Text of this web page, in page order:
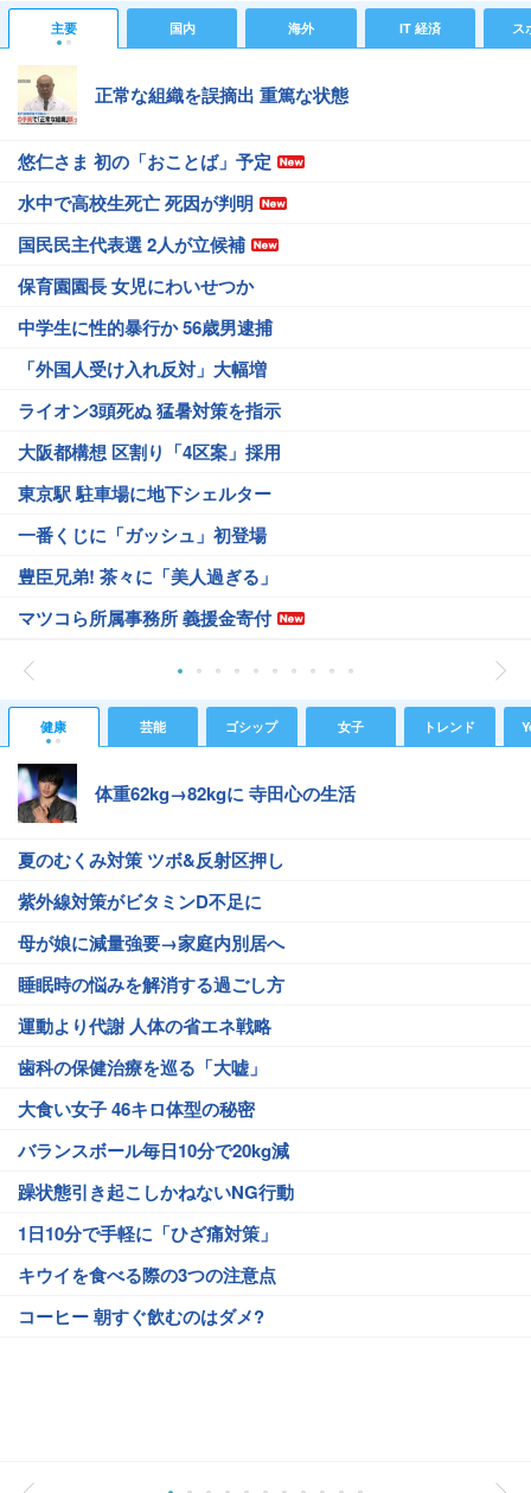
主要 国内 海外 IT 経済 ス
正常な組織を誤摘出 重篤な状態
悠仁さま 初の「おことば」予定
水中で高校生死亡 死因が判明
国民民主代表選 2人が立候補
保育園園長 女児にわいせつか
中学生に性的暴行か 56歳男逮捕
「外国人受け入れ反対」大幅増
ライオン3頭死ぬ 猛暑対策を指示
大阪都構想 区割り「4区案」採用
東京駅 駐車場に地下シェルター
一番くじに「ガッシュ」初登場
豊臣兄弟! 茶々に「美人過ぎる」
マツコら所属事務所 義援金寄付
健康 芸能 ゴシップ 女子 トレンド
体重62kg→82kgに 寺田心の生活
夏のむくみ対策 ツボ&反射区押し
紫外線対策がビタミンD不足に
母が娘に減量強要→家庭内別居へ
睡眠時の悩みを解消する過ごし方
運動より代謝 人体の省エネ戦略
歯科の保健治療を巡る「大嘘」
大食い女子 46キロ体型の秘密
バランスボール毎日10分で20kg減
躁状態引き起こしかねないNG行動
1日10分で手軽に「ひざ痛対策」
キウイを食べる際の3つの注意点
コーヒー 朝すぐ飲むのはダメ?